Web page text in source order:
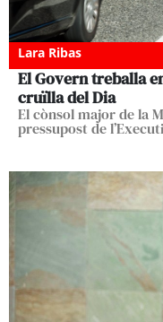
Lara Ribas
El Govern treballa
cruïlla del Dia
El cònsol major de la
pressupost de